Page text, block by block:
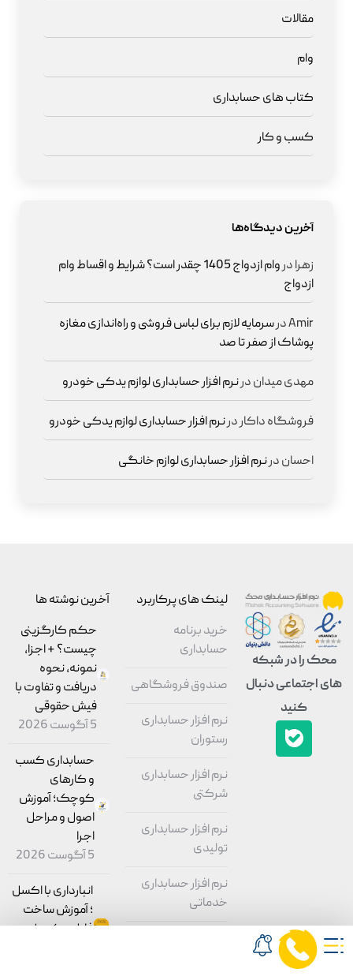
مقالات
وام
کتاب های حسابداری
کسب و کار
آخرین دیدگاه‌ها
زهرادر
وام ازدواج 1405 چقدر است؟ شرایط و اقساط وام
ازدواج
Amirدرسرمایه لازم برای لباس فروشی و راه‌اندازی مغازه
پوشاک از صفر تا صد
مهدی میداندرنرم افزار حسابداری لوازم یدکی خودرو
فروشگاه داکاردرنرم افزار حسابداری لوازم یدکی خودرو
احساندرنرم افزار حسابداری لوازم خانگی
محک را در شبکه
های اجتماعی دنبال
کنید
لینک های پرکاربرد
خرید برنامه
حسابداری
صندوق فروشگاهی
نرم افزار حسابداری
رستوران
نرم افزار حسابداری
شرکتی
نرم افزار حسابداری
تولیدی
نرم افزار حسابداری
خدماتی
آخرین نوشته ها
حکم کارگزینی
چیست؟ + اجزا،
نمونه، نحوه
دریافت و تفاوت با
فیش حقوقی
5 آگوست 2026
حسابداری کسب
و کارهای
کوچک؛ آموزش
اصول و مراحل
اجرا
5 آگوست 2026
انبارداری با اکسل
؛ آموزش ساخت
فایل و کنترل